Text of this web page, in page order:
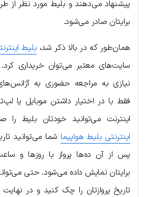
پیشنهاد می‌دهند و بلیط مورد نظر از
برایتان صادر می‌شود.
همان‌طور که در بالا ذکر شد، بلیط
سایت‌های معتبر می‌توان خریداری
نیازی به مراجعه حضوری به
فقط با در اختیار داشتن موبایل یا
اینترنت می‌توانید خودتان بلیط را
اینترنتی بلیط هواپیما شما می‌توانید
پس از آن ده‌ها پرواز با روزها و
برایتان نمایش داده می‌شود. حتی
تاریخ پروازتان را چک کنید و در نهایت